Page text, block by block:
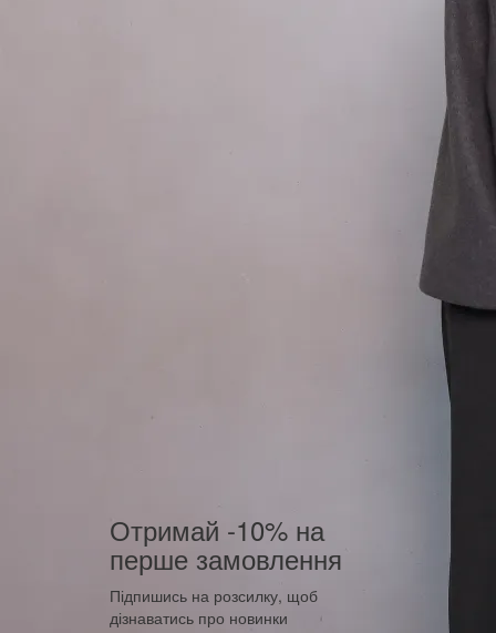
Отримай -10% на
перше замовлення
Підпишись на розсилку, щоб
дізнаватись про новинки